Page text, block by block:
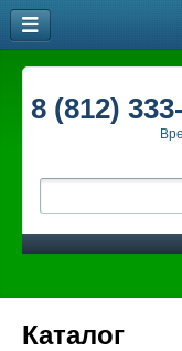
8 (812)
Каталог